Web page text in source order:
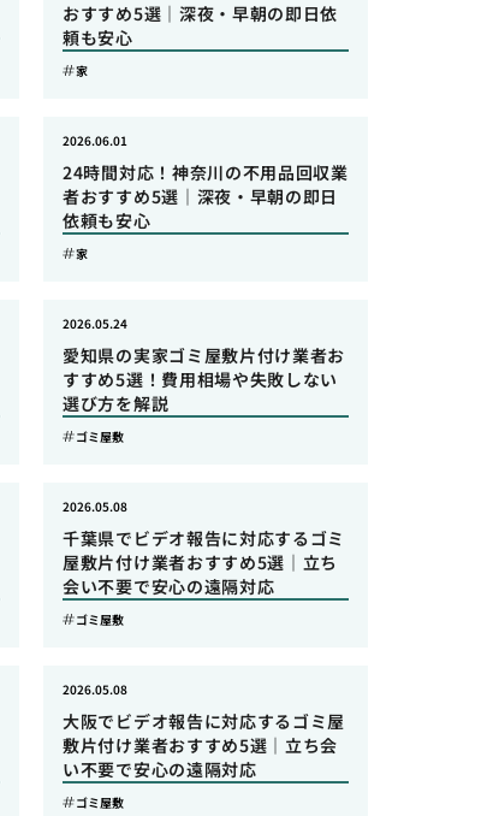
おすすめ5選｜深夜・早朝の即日依
頼も安心
家
24時間対応！神奈川の不用品回収業
者おすすめ5選｜深夜・早朝の即日
依頼も安心
2026.06.01
家
愛知県の実家ゴミ屋敷片付け業者お
すすめ5選！費用相場や失敗しない
選び方を解説
2026.05.24
ゴミ屋敷
千葉県でビデオ報告に対応するゴミ
屋敷片付け業者おすすめ5選｜立ち
会い不要で安心の遠隔対応
2026.05.08
ゴミ屋敷
大阪でビデオ報告に対応するゴミ屋
敷片付け業者おすすめ5選｜立ち会
い不要で安心の遠隔対応
2026.05.08
ゴミ屋敷